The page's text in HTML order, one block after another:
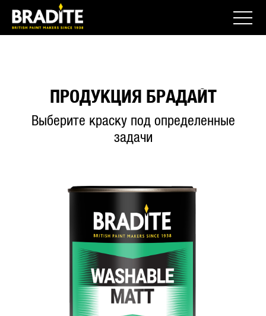
ПРОДУКЦИЯ БРАДАЙТ
Выберите краску под определенные
задачи